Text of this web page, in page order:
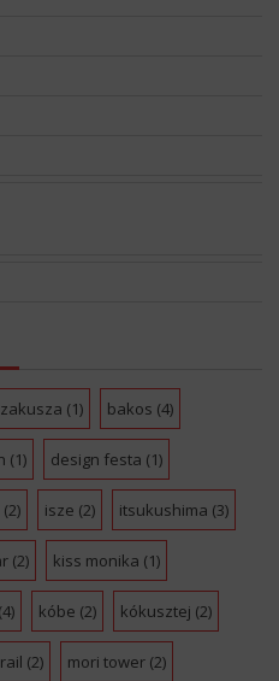
(1) bakos (4)
(1) design festa (1)
(2) isze (2) itsukushima (3)
(2) kiss monika (1)
(4) kóbe (2) kókusztej (2)
(2) mori tower(2)